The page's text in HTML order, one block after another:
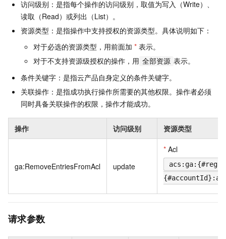
访问级别：是指每个操作的访问级别，取值为写入（Write）、
读取（Read）或列出（List）。
资源类型：是指操作中支持授权的资源类型。具体说明如下：
对于必选的资源类型，用前面加 * 表示。
对于不支持资源级授权的操作，用 全部资源 表示。
条件关键字：是指云产品自身定义的条件关键字。
关联操作：是指成功执行操作所需要的其他权限。操作者必须
同时具备关联操作的权限，操作才能成功。
操作 访问级别 资源类型
ga:RemoveEntriesFromAcl update
* Acl
请求参数